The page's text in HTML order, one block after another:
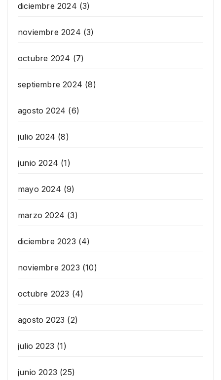
diciembre 2024 (3)
noviembre 2024 (3)
octubre 2024 (7)
septiembre 2024 (8)
agosto 2024 (6)
julio 2024 (8)
junio 2024 (1)
mayo 2024 (9)
marzo 2024 (3)
diciembre 2023 (4)
noviembre 2023 (10)
octubre 2023 (4)
agosto 2023 (2)
julio 2023 (1)
junio 2023 (25)